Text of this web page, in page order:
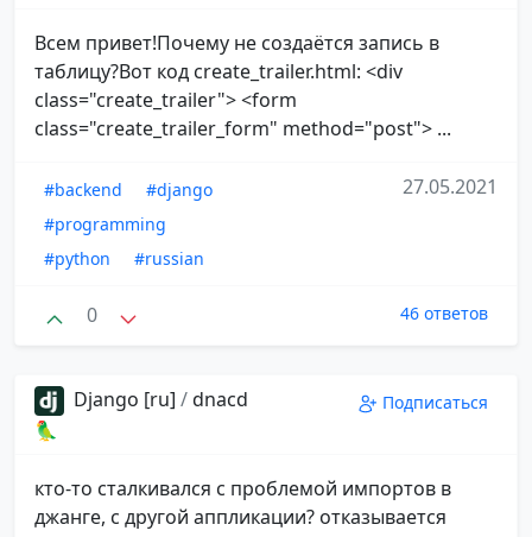
Всем привет!Почему не создаётся запись в
таблицу?Вот код create_trailer.html: <div
class="create_trailer"> <form
class="create_trailer_form" method="post"> ...
#backend
#django
#programming
#python
#russian
27.05.2021
0 46 ответов
Django [ru] /dnacd
🦜
Подписаться
кто-то сталкивался с проблемой импортов в
джанге, с другой аппликации? отказывается